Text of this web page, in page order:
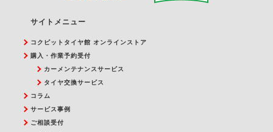
サイトメニュー
コクピットタイヤ館 オンラインストア
購入・作業予約受付
カーメンテナンスサービス
タイヤ交換サービス
コラム
サービス事例
ご相談受付